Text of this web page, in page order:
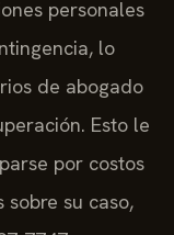
personales
lo
de abogado
Esto le
por costos
su caso,